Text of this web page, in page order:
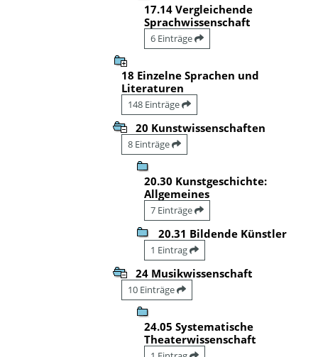
17.14 Vergleichende
Sprachwissenschaft
6 Einträge
18 Einzelne Sprachen und
Literaturen
148 Einträge
20 Kunstwissenschaften
8 Einträge
20.30 Kunstgeschichte:
Allgemeines
7 Einträge
20.31 Bildende Künstler
1 Eintrag
24 Musikwissenschaft
10 Einträge
24.05 Systematische
Theaterwissenschaft